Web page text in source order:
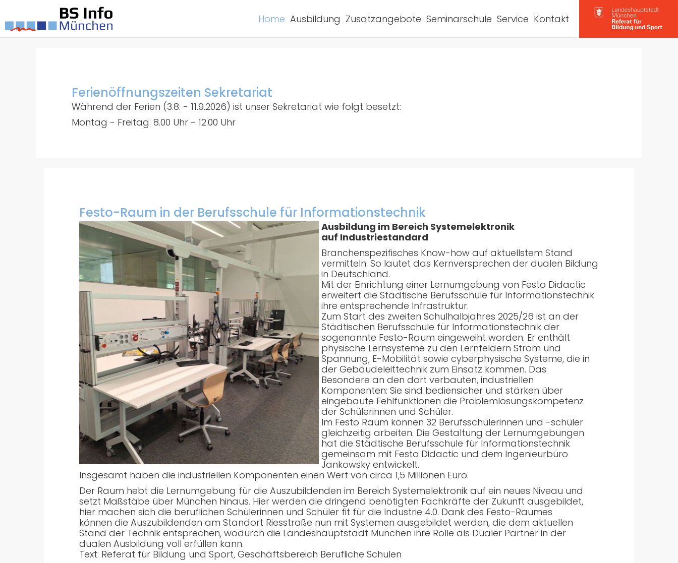
Home Ausbildung Zusatzangebote Seminarschule Service Kontakt
Ferienöffnungszeiten Sekretariat
Während der Ferien (3.8. - 11.9.2026) ist unser Sekretariat wie folgt besetzt:
Montag - Freitag: 8.00 Uhr - 12.00 Uhr
Festo-Raum in der Berufsschule für Informationstechnik
Ausbildung im Bereich Systemelektronik
auf Industriestandard
Branchenspezifisches Know-how auf aktuellstem Stand
vermitteln: So lautet das Kernversprechen der dualen Bildung
in Deutschland.
Mit der Einrichtung einer Lernumgebung von Festo Didactic
erweitert die Städtische Berufsschule für Informationstechnik
ihre entsprechende Infrastruktur.
Zum Start des zweiten Schulhalbjahres 2025/26 ist an der
Städtischen Berufsschule für Informationstechnik der
sogenannte Festo-Raum eingeweiht worden. Er enthält
physische Lernsysteme zu den Lernfeldern Strom und
Spannung, E-Mobilität sowie cyberphysische Systeme, die in
der Gebäudeleittechnik zum Einsatz kommen. Das
Besondere an den dort verbauten, industriellen
Komponenten: Sie sind bediensicher und stärken über
eingebaute Fehlfunktionen die Problemlösungskompetenz
der Schülerinnen und Schüler.
Im Festo Raum können 32 Berufsschülerinnen und -schüler
gleichzeitig arbeiten. Die Gestaltung der Lernumgebungen
hat die Städtische Berufsschule für Informationstechnik
gemeinsam mit Festo Didactic und dem Ingenieurbüro
Jankowsky entwickelt.
Insgesamt haben die industriellen Komponenten einen Wert von circa 1,5 Millionen Euro.
Der Raum hebt die Lernumgebung für die Auszubildenden im Bereich Systemelektronik auf ein neues Niveau und
setzt Maßstäbe über München hinaus. Hier werden die dringend benötigten Fachkräfte der Zukunft ausgebildet,
hier machen sich die beruflichen Schülerinnen und Schüler fit für die Industrie 4.0. Dank des Festo-Raumes
können die Auszubildenden am Standort Riesstraße nun mit Systemen ausgebildet werden, die dem aktuellen
Stand der Technik entsprechen, wodurch die Landeshauptstadt München ihre Rolle als Dualer Partner in der
dualen Ausbildung voll erfüllen kann.
Text: Referat für Bildung und Sport, Geschäftsbereich Berufliche Schulen